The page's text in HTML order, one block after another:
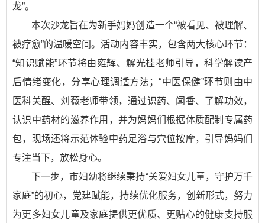
龙”。
本次沙龙旨在为新手妈妈创造一个“被看见、被理解、
被疗愈”的温暖空间。活动内容丰实，包含两大核心环节：
“知识赋能”环节将由雍辉、解光桂老师引导，科学解读产
后情绪变化，分享心理调适方法；“中医保健”环节则由中
医科关醒、刘薇老师带领，通过识药、闻香、了解功效，
认识中药材的滋养作用，并为妈妈们根据体质配制专属药
包，现场还将示范体验中药足浴与穴位按摩，引导妈妈们
专注当下，放松身心。
下一步，市妇幼将继续秉持“关爱妇女儿童，守护万千
家庭”的初心，党建赋能，持续优化服务，创新形式，努力
为更多妇女儿童及家庭提供更优质、更贴心的健康支持服